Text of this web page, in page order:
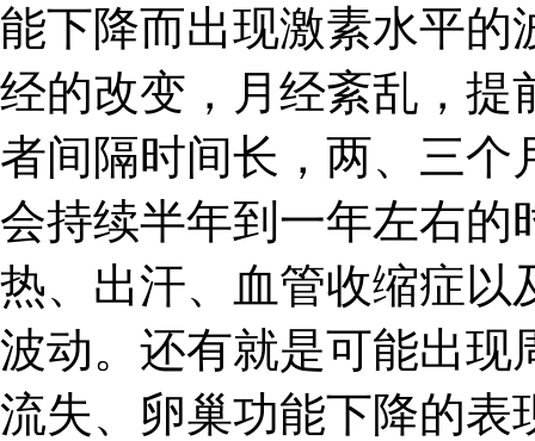
能下降而出现激素水平的
经的改变，月经紊乱，提
者间隔时间长，两、三个
会持续半年到一年左右的
热、出汗、血管收缩症以
波动。还有就是可能出现
流失、卵巢功能下降的表